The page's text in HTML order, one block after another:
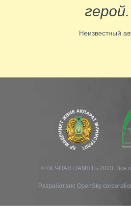
Неизвестный
© ВЕЧНАЯ ПАМЯТЬ 2023. Все
Разработано OpenSky